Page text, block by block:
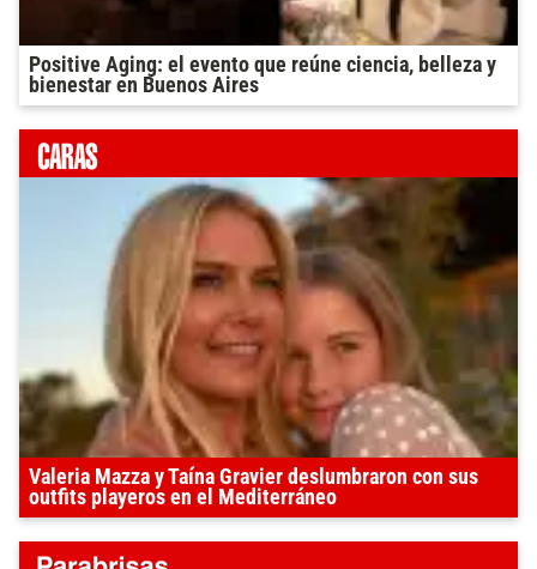
Positive Aging: el evento que reúne ciencia, belleza y
bienestar en Buenos Aires
Valeria Mazza y Taína Gravier deslumbraron con sus
outfits playeros en el Mediterráneo